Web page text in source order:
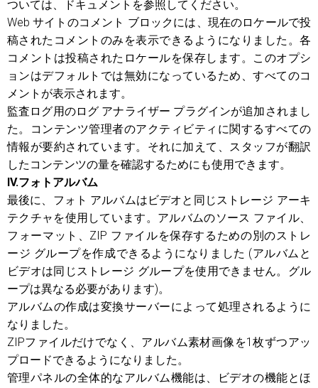
ついては、ドキュメントを参照してください。
Web サイトのコメント ブロックには、現在のロケールで投
稿されたコメントのみを表示できるようになりました。各
コメントは投稿されたロケールを保存します。このオプシ
ョンはデフォルトでは無効になっているため、すべてのコ
メントが表示されます。
監査ログ用のログ アナライザー プラグインが追加されまし
た。コンテンツ管理者のアクティビティに関するすべての
情報が要約されています。それに加えて、スタッフが翻訳
したコンテンツの量を確認するためにも使用できます。
IV.フォトアルバム
最後に、フォト アルバムはビデオと同じストレージ アーキ
テクチャを使用しています。アルバムのソース ファイル、
フォーマット、ZIP ファイルを保存するための別のストレ
ージ グループを作成できるようになりました (アルバムと
ビデオは同じストレージ グループを使用できません。グル
ープは異なる必要があります)。
アルバムの作成は変換サーバーによって処理されるように
なりました。
ZIPファイルだけでなく、アルバム素材画像を1枚ずつアッ
プロードできるようになりました。
管理パネルの全体的なアルバム機能は、ビデオの機能とほ